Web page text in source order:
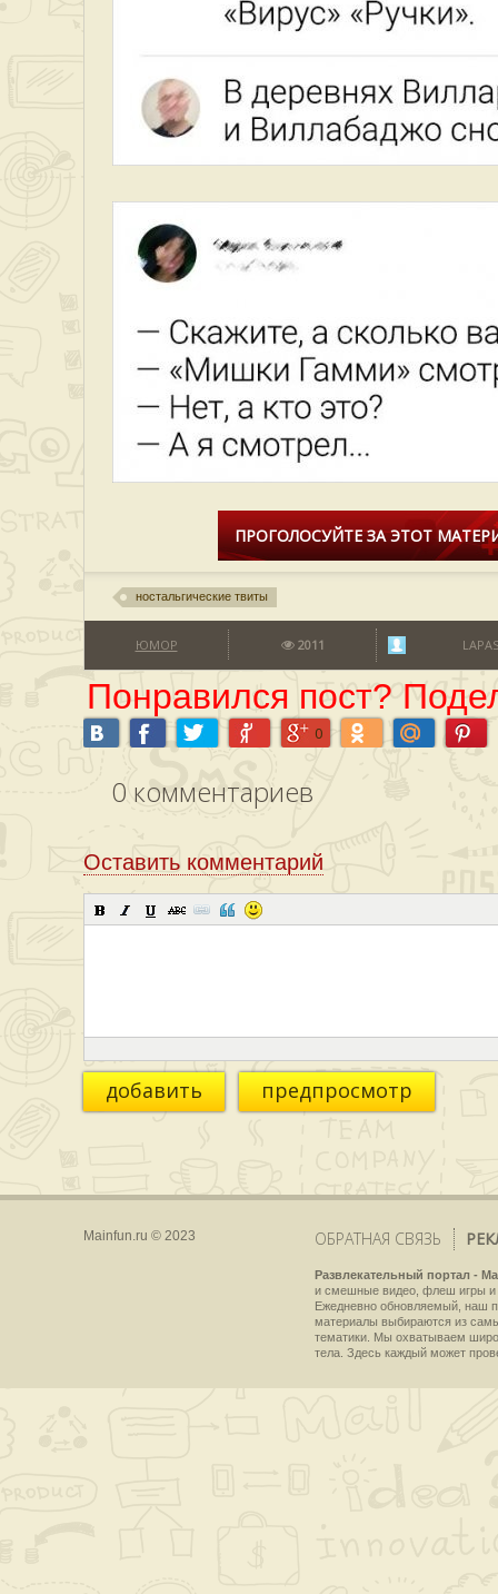
ПРОГОЛОСУЙТЕ ЗА ЭТОТ
ностальгические твиты
ЮМОР 2011 LAPAS
Понравился пост?
0
0 комментариев
Оставить комментарий
добавить предпросмотр
Mainfun.ru © 2023 ОБРАТНАЯ СВЯЗЬ
Развлекательный портал -
и смешные видео, флеш игры и
Ежедневно обновляемый, наш
материалы выбираются из
тематики. Мы охватываем
тела. Здесь каждый может